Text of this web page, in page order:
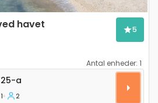
havet 5
Antal enheder: 1
Podstrana, Split A-13725-a
a
1 2